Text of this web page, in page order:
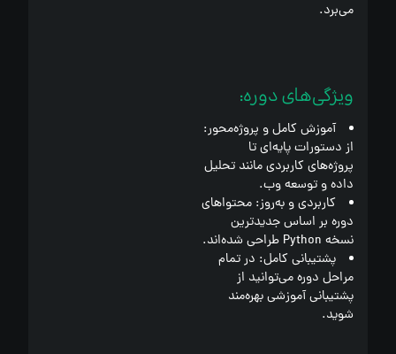
می‌برد.
ویژگی‌های دوره:
آموزش کامل و پروژه‌محور:
از دستورات پایه‌ای تا
پروژه‌های کاربردی مانند تحلیل
داده و توسعه وب.
کاربردی و به‌روز: محتواهای
دوره بر اساس جدیدترین
پشتیبانی کامل:در تمام
مراحل دوره می‌توانید از
پشتیبانی آموزشی بهره‌مند